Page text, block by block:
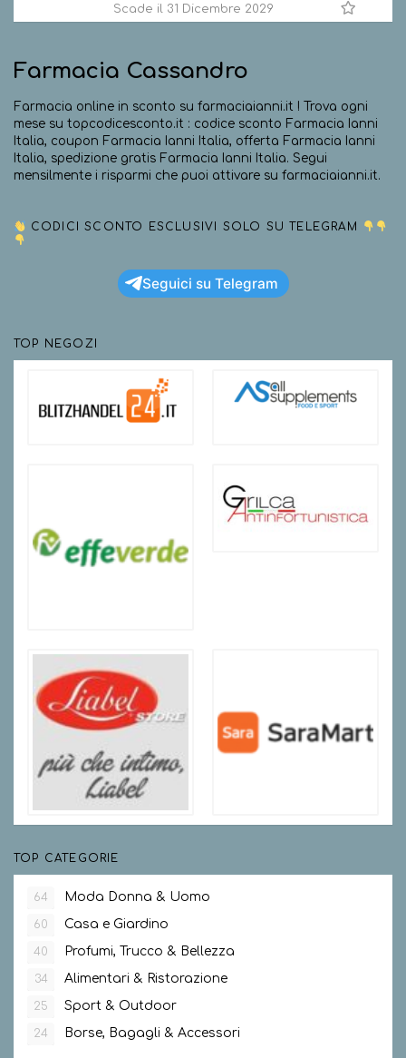
Scade il 31 Dicembre 2029
Farmacia Cassandro
Farmacia online in sconto su farmaciaianni.it ! Trova ogni
mese su topcodicesconto.it : codice sconto Farmacia Ianni
Italia, coupon Farmacia Ianni Italia, offerta Farmacia Ianni
Italia, spedizione gratis Farmacia Ianni Italia. Segui
mensilmente i risparmi che puoi attivare su farmaciaianni.it.
CODICI SCONTO ESCLUSIVI SOLO SU TELEGRAM
Seguici su Telegram
TOP NEGOZI
TOP CATEGORIE
64 Moda Donna & Uomo
60 Casa e Giardino
40 Profumi, Trucco & Bellezza
34 Alimentari & Ristorazione
25 Sport & Outdoor
24 Borse, Bagagli & Accessori